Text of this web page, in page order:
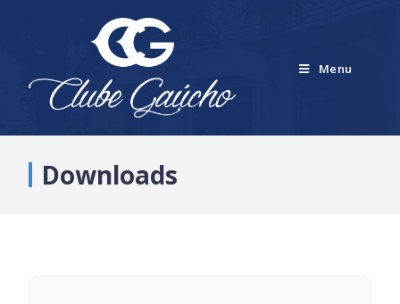
Menu
Downloads